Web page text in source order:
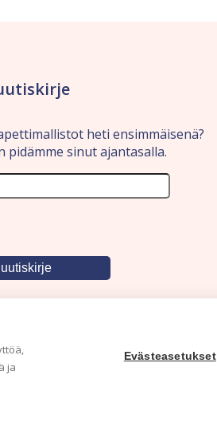
ja
Evästeasetukset
heti ensimmäisenä?
pidämme sinut ajantasalla.